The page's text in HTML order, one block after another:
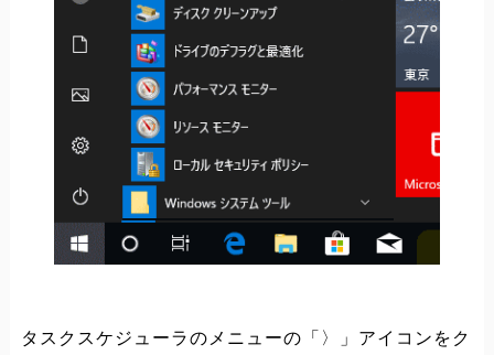
タスクスケジューラのメニューの「〉」アイコンをク